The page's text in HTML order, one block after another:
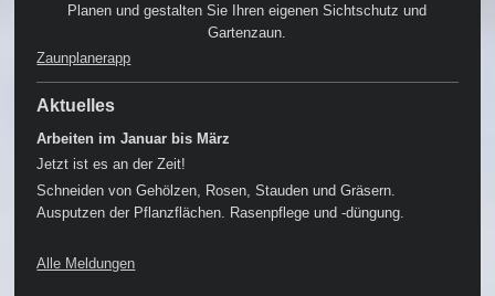
Planen und gestalten Sie Ihren eigenen Sichtschutz und
Gartenzaun.
Zaunplanerapp
Aktuelles
Arbeiten im Januar bis März
Jetzt ist es an der Zeit!
Schneiden von Gehölzen, Rosen, Stauden und Gräsern.
Ausputzen der Pflanzflächen. Rasenpflege und -düngung.
Alle Meldungen